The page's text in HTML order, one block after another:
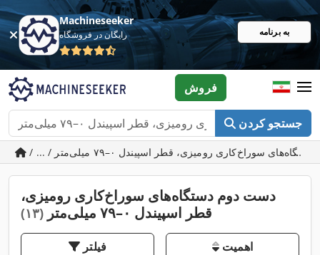
Machineseeker
رایگان در فروشگاه به برنامه
جستجو کردن
فروش
دست دوم دستگاه‌های سوراخ‌کاری رومیزی،
قطر اسپیندل ۰–۷۹ میلی‌متر
(۱۳)
فیلتر اهمیت